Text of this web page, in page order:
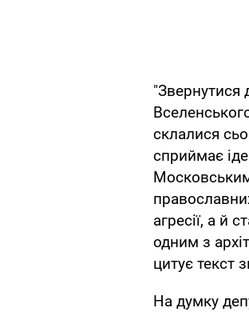
"Звернутися
склалися
сприймає
агресії, а й
одним з
цитує текст
На думку